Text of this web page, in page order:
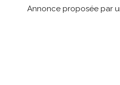
Annonce proposée par